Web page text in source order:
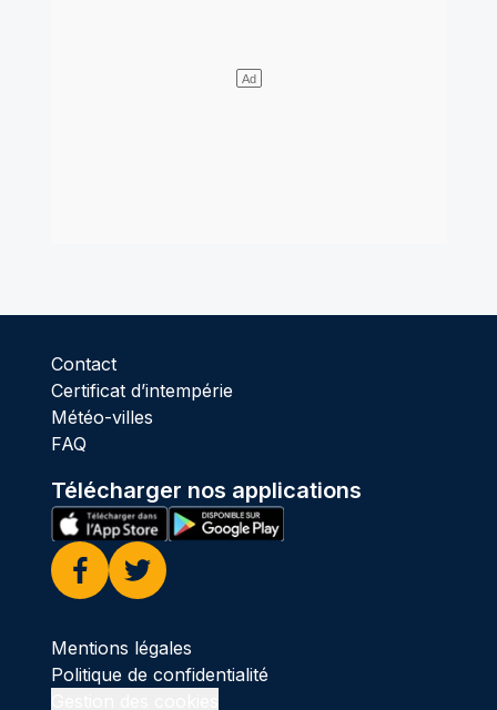
Contact
Certificat d’intempérie
Météo-villes
FAQ
Télécharger nos applications
Facebook
Twitter
Mentions légales
Politique de confidentialité